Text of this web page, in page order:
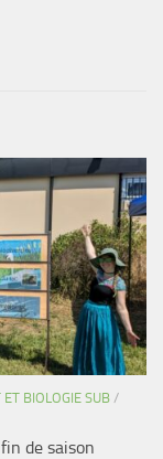
BIOLOGIE SUB /
de saison